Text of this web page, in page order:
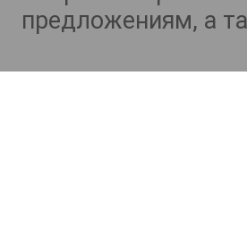
предложениям, а